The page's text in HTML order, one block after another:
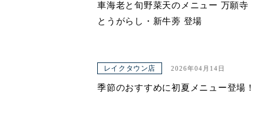
車海老と旬野菜天のメニュー 万願寺
とうがらし・新牛蒡 登場
レイクタウン店 2026年04月14日
季節のおすすめに初夏メニュー登場！